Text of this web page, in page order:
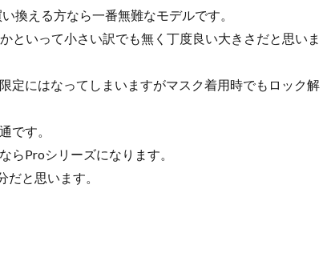
換える方なら一番無難なモデルです。
といって小さい訳でも無く丁度良い大きさだと思いま
定にはなってしまいますがマスク着用時でもロック解
です。
らProシリーズになります。
と思います。